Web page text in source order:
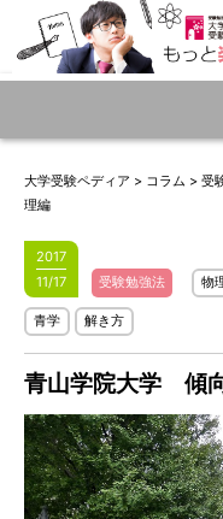
大学受験ペディア > コラム > 受
理編
2017
11/17
受験勉強法 物
青学 解き方
青山学院大学 傾